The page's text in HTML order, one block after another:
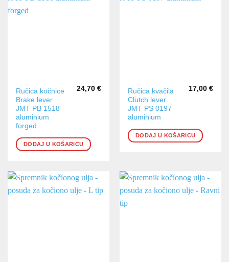
Ručica kočnice
Brake lever
JMT PB 1518
aluminium
forged
24,70 €
DODAJ U KOŠARICU
Ručica kvačila
Clutch lever
JMT PS 0197
aluminium
17,00 €
DODAJ U KOŠARICU